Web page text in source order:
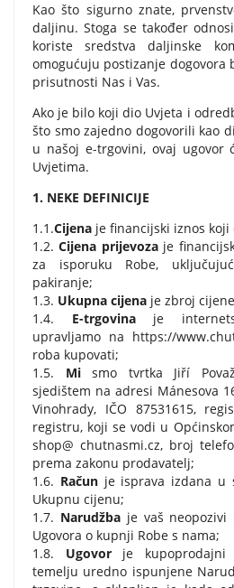
Kao što sigurno znate,
daljinu. Stoga se također
koriste sredstva daljinske
omogućuju postizanje dogovora
prisutnosti Nas i Vas.
Ako je bilo koji dio Uvjeta i
što smo zajedno dogovorili kao
u našoj e-trgovini, ovaj ugovor
Uvjetima.
1. NEKE DEFINICIJE
1.1.Cijena je financijski iznos
1.2.Cijena prijevozaje
za isporuku Robe,
pakiranje;
1.3. Ukupna cijena je zbroj
1.4. E-trgovinaje
upravljamo na https://
roba kupovati;
1.5. Mismo tvrtka Jiří
sjedištem na adresi Mánesova
Vinohrady, IČO 87531615,
registru, koji se vodi u
shop@ chutnasmi.cz, broj
prema zakonu prodavatelj;
1.6. Računje isprava izdana u
Ukupnu cijenu;
1.7. Narudžbaje vaš neopozivi
Ugovora o kupnji Robe s nama;
1.8. Ugovorje kupoprodajni
temelju uredno ispunjene